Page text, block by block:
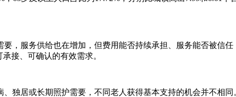
，服务供给也在增加，但费用能否持续承担、服务能否被信
接、可确认的有效需求。
独居或长期照护需要，不同老人获得基本支持的机会并不相